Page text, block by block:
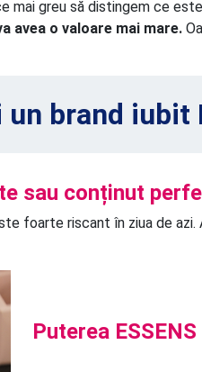
greu să distingem ce
avea o valoare mai mare.
brand iubit
sau conținut
foarte riscant în ziua de azi.
Puterea